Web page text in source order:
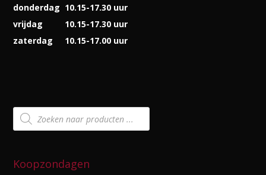
donderdag 10.15-17.30 uur
vrijdag
10.15-17.30 uur
zaterdag
10.15-17.00 uur
Producten
zoeken
Koopzondagen